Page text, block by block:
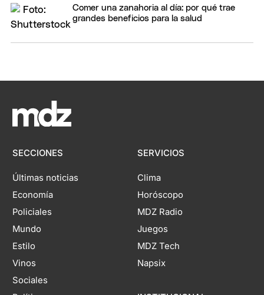
Comer una zanahoria al día: por qué trae
grandes beneficios para la salud
SECCIONES
Últimas noticias
Economía
Policiales
Mundo
Estilo
Vinos
Sociales
SERVICIOS
Clima
Horóscopo
MDZ Radio
Juegos
MDZ Tech
Napsix